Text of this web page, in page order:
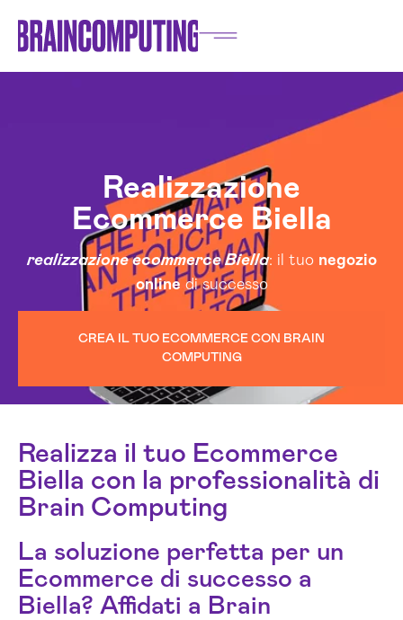
Realizzazione
Ecommerce Biella
realizzazione ecommerce Biella: il tuo negozio
online di successo
CREA IL TUO ECOMMERCE CON BRAIN
COMPUTING
Realizza il tuo Ecommerce
Biella con la professionalità di
Brain Computing
La soluzione perfetta per un
Ecommerce di successo a
Biella? Affidati a Brain